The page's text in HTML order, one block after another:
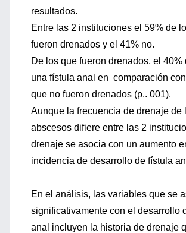
resultados.
Entre las 2 instituciones el 59% de
fueron drenados y el 41% no.
De los que fueron drenados, el 40%
una fístula anal en comparación
que no fueron drenados (p.. 001).
Aunque la frecuencia de drenaje de
abscesos difiere entre las 2
drenaje se asocia con un aumento
incidencia de desarrollo de fístula
En el análisis, las variables que se
significativamente con el desarrollo
anal incluyen la historia de drenaje